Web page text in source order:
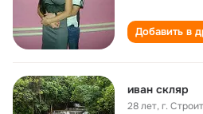
Добавить в
иван скляр
28 лет,г.